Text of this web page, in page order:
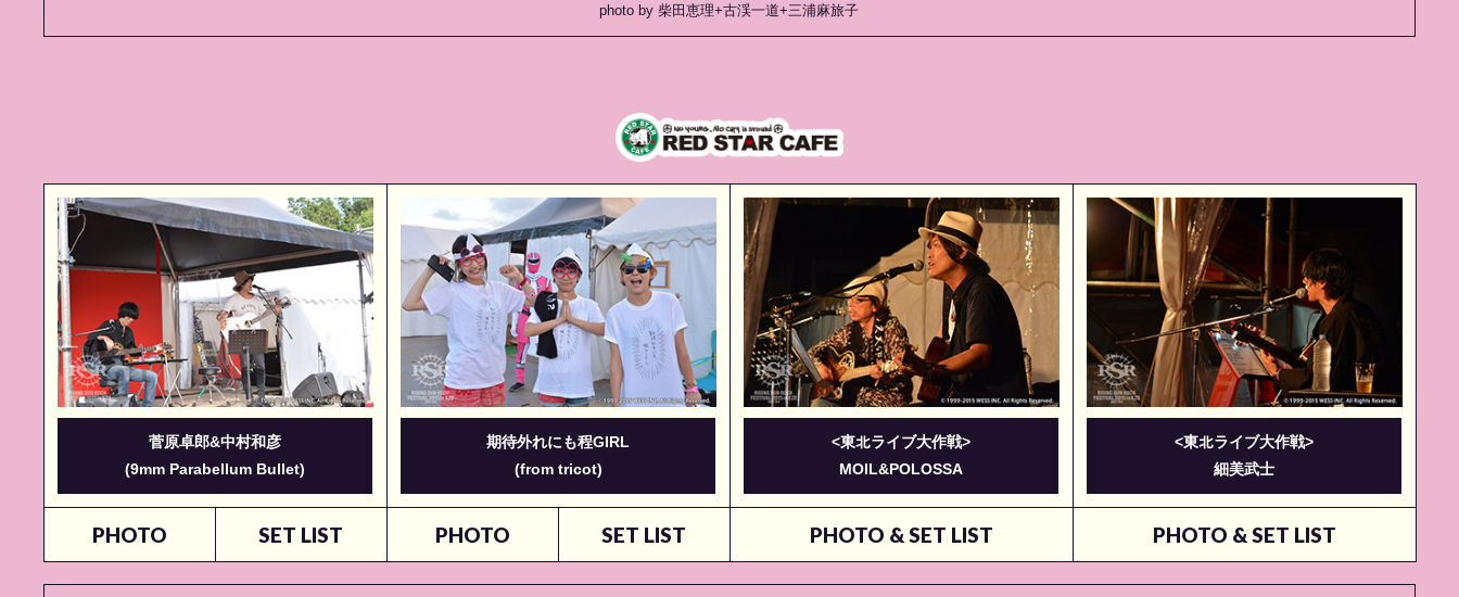
photo by 柴田恵理+古渓一道+三浦麻旅子
菅原卓郎&中村和彦
(9mm Parabellum Bullet)
PHOTO SET LIST
期待外れにも程GIRL
(from tricot)
PHOTO SET LIST
<東北ライブ大作戦>
MOIL&POLOSSA
PHOTO & SET LIST
<東北ライブ大作戦>
細美武⼠
PHOTO & SET LIST